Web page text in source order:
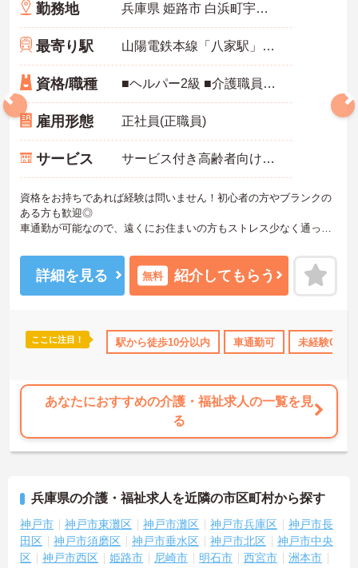
託児所・育児補助 年間休日110日以上 ボーナス・賞与あり
勤務地 兵庫県 姫路市 白浜町宇佐崎中1丁目82番地
最寄り駅 山陽電鉄本線「八家駅」徒歩7分
資格/職種 ■ヘルパー2級 ■介護職員初任者研修終了以上 ■ブランクのある方大歓迎！ ■施設未経験の方歓迎！
雇用形態 正社員(正職員)
サービス サービス付き高齢者向け住宅（サ高住）
資格をお持ちであれば経験は問いません！初心者の方やブランクの
ある方も歓迎◎
車通勤が可能なので、遠くにお住まいの方もストレス少なく通って
ご興味ある方には、面接対策ポイントなど、さらに詳細をお話しい
たしますのでお気軽にご相談ください。
詳細を見る 無料 紹介してもらう
ここに注目！ 駅から徒歩10分以内 車通勤可 未経験OK
あなたにおすすめの介護・福祉求人の一覧を見
る
兵庫県の介護・福祉求人を近隣の市区町村から探す
神戸市 神戸市東灘区 神戸市灘区 神戸市兵庫区
神戸市長
田区
神戸市須磨区 神戸市垂水区 神戸市北区
神戸市中央
区
神戸市西区 姫路市 尼崎市 明石市 西宮市
洲本市